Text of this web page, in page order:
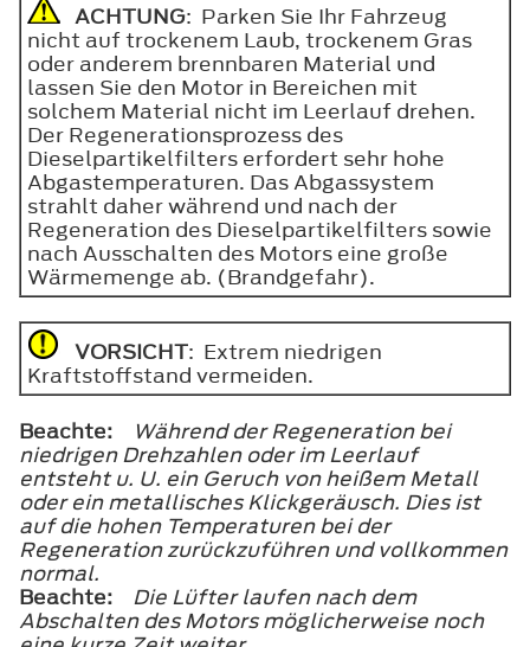
ACHTUNG: Parken Sie Ihr Fahrzeug
nicht auf trockenem Laub, trockenem Gras
oder anderem brennbaren Material und
lassen Sie den Motor in Bereichen mit
solchem Material nicht im Leerlauf drehen.
Der Regenerationsprozess des
Dieselpartikelfilters erfordert sehr hohe
Abgastemperaturen. Das Abgassystem
strahlt daher während und nach der
Regeneration des Dieselpartikelfilters sowie
nach Ausschalten des Motors eine große
Wärmemenge ab. (Brandgefahr).
VORSICHT: Extrem niedrigen
Kraftstoffstand vermeiden.
Beachte:
Während der Regeneration bei
niedrigen Drehzahlen oder im Leerlauf
entsteht u. U. ein Geruch von heißem Metall
oder ein metallisches Klickgeräusch. Dies ist
auf die hohen Temperaturen bei der
Regeneration zurückzuführen und vollkommen
normal.
Beachte:
Die Lüfter laufen nach dem
Abschalten des Motors möglicherweise noch